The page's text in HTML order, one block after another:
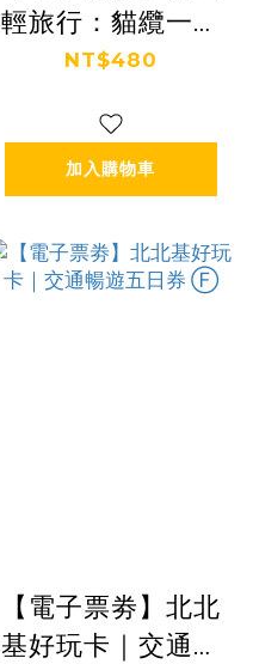
輕旅行：貓纜一日
票+貓空在地體驗
禮包 Ⓕ
NT$480
加入購物車
【電子票劵】北北
基好玩卡｜交通暢